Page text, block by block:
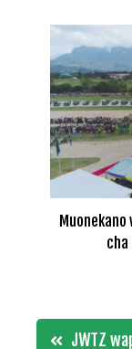
Muonekano
cha
PostJWTZ